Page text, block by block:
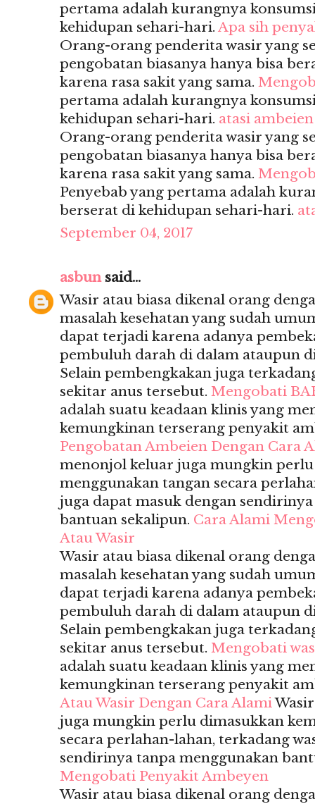
pertama adalah kurangnya
kehidupan sehari-hari. Apa sih
Orang-orang penderita wasir yang
pengobatan biasanya hanya bisa
karena rasa sakit yang sama.
pertama adalah kurangnya
kehidupan sehari-hari. atasi
Orang-orang penderita wasir yang
pengobatan biasanya hanya bisa
karena rasa sakit yang sama.
Penyebab yang pertama adalah
berserat di kehidupan sehari-hari.
September 04, 2017
asbunsaid...
Wasir atau biasa dikenal orang
masalah kesehatan yang sudah
dapat terjadi karena adanya
pembuluh darah di dalam ataupun
Selain pembengkakan juga
sekitar anus tersebut. Mengobati
adalah suatu keadaan klinis yang
kemungkinan terserang penyakit
Pengobatan Ambeien Dengan Cara
menonjol keluar juga mungkin
menggunakan tangan secara
juga dapat masuk dengan
bantuan sekalipun. Cara Alami
Atau Wasir
Wasir atau biasa dikenal orang
masalah kesehatan yang sudah
dapat terjadi karena adanya
pembuluh darah di dalam ataupun
Selain pembengkakan juga
sekitar anus tersebut. Mengobati
adalah suatu keadaan klinis yang
kemungkinan terserang penyakit
Atau Wasir Dengan Cara Alami
juga mungkin perlu dimasukkan
secara perlahan-lahan, terkadang
sendirinya tanpa menggunakan
Mengobati Penyakit Ambeyen
Wasir atau biasa dikenal orang